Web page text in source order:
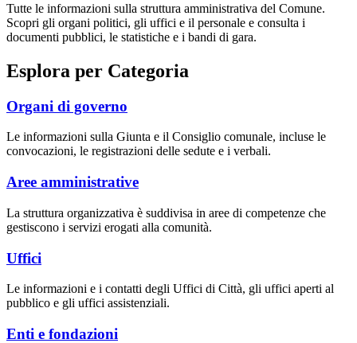
Tutte le informazioni sulla struttura amministrativa del Comune.
Scopri gli organi politici, gli uffici e il personale e consulta i
documenti pubblici, le statistiche e i bandi di gara.
Esplora per Categoria
Organi di governo
Le informazioni sulla Giunta e il Consiglio comunale, incluse le
convocazioni, le registrazioni delle sedute e i verbali.
Aree amministrative
La struttura organizzativa è suddivisa in aree di competenze che
gestiscono i servizi erogati alla comunità.
Uffici
Le informazioni e i contatti degli Uffici di Città, gli uffici aperti al
pubblico e gli uffici assistenziali.
Enti e fondazioni